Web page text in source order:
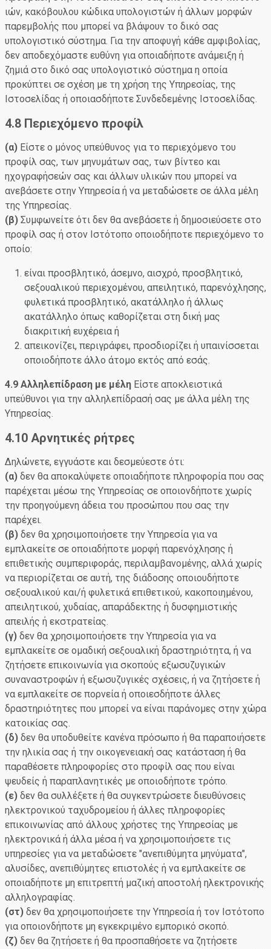
ιών, κακόβουλου κώδικα υπολογιστών ή άλλων μορφών
παρεμβολής που μπορεί να βλάψουν το δικό σας
υπολογιστικό σύστημα. Για την αποφυγή κάθε αμφιβολίας,
δεν αποδεχόμαστε ευθύνη για οποιαδήποτε ανάμειξη ή
ζημιά στο δικό σας υπολογιστικό σύστημα η οποία
προκύπτει σε σχέση με τη χρήση της Υπηρεσίας, της
Ιστοσελίδας ή οποιασδήποτε Συνδεδεμένης Ιστοσελίδας.
4.8 Περιεχόμενο προφίλ
(α) Είστε ο μόνος υπεύθυνος για το περιεχόμενο του
προφίλ σας, των μηνυμάτων σας, των βίντεο και
ηχογραφήσεών σας και άλλων υλικών που μπορεί να
ανεβάσετε στην Υπηρεσία ή να μεταδώσετε σε άλλα μέλη
της Υπηρεσίας.
(β) Συμφωνείτε ότι δεν θα ανεβάσετε ή δημοσιεύσετε στο
προφίλ σας ή στον Ιστότοπο οποιοδήποτε περιεχόμενο το
οποίο:
είναι προσβλητικό, άσεμνο, αισχρό, προσβλητικό,
σεξουαλικού περιεχομένου, απειλητικό, παρενόχλησης,
φυλετικά προσβλητικό, ακατάλληλο ή άλλως
ακατάλληλο όπως καθορίζεται στη δική μας
διακριτική ευχέρεια ή
απεικονίζει, περιγράφει, προσδιορίζει ή υπαινίσσεται
οποιοδήποτε άλλο άτομο εκτός από εσάς.
4.9 Αλληλεπίδραση με μέλη Είστε αποκλειστικά
υπεύθυνοι για την αλληλεπίδρασή σας με άλλα μέλη της
Υπηρεσίας.
4.10 Αρνητικές ρήτρες
Δηλώνετε, εγγυάστε και δεσμεύεστε ότι:
(α) δεν θα αποκαλύψετε οποιαδήποτε πληροφορία που σας
παρέχεται μέσω της Υπηρεσίας σε οποιονδήποτε χωρίς
την προηγούμενη άδεια του προσώπου που σας την
παρέχει.
(β) δεν θα χρησιμοποιήσετε την Υπηρεσία για να
εμπλακείτε σε οποιαδήποτε μορφή παρενόχλησης ή
επιθετικής συμπεριφοράς, περιλαμβανομένης, αλλά χωρίς
να περιορίζεται σε αυτή, της διάδοσης οποιουδήποτε
σεξουαλικού και/ή φυλετικά επιθετικού, κακοποιημένου,
απειλητικού, χυδαίας, απαράδεκτης ή δυσφημιστικής
απειλής ή εκστρατείας.
(γ) δεν θα χρησιμοποιήσετε την Υπηρεσία για να
εμπλακείτε σε ομαδική σεξουαλική δραστηριότητα, ή να
ζητήσετε επικοινωνία για σκοπούς εξωσυζυγικών
συναναστροφών ή εξωσυζυγικές σχέσεις, ή να ζητήσετε ή
να εμπλακείτε σε πορνεία ή οποιεσδήποτε άλλες
δραστηριότητες που μπορεί να είναι παράνομες στην χώρα
κατοικίας σας.
(δ) δεν θα υποδυθείτε κανένα πρόσωπο ή θα παραποιήσετε
την ηλικία σας ή την οικογενειακή σας κατάσταση ή θα
παραθέσετε πληροφορίες στο προφίλ σας που είναι
ψευδείς ή παραπλανητικές με οποιοδήποτε τρόπο.
(ε) δεν θα συλλέξετε ή θα συγκεντρώσετε διευθύνσεις
ηλεκτρονικού ταχυδρομείου ή άλλες πληροφορίες
επικοινωνίας από άλλους χρήστες της Υπηρεσίας με
ηλεκτρονικά ή άλλα μέσα ή να χρησιμοποιήσετε τις
υπηρεσίες για να μεταδώσετε "ανεπιθύμητα μηνύματα",
αλυσίδες, ανεπιθύμητες επιστολές ή να εμπλακείτε σε
οποιαδήποτε μη επιτρεπτή μαζική αποστολή ηλεκτρονικής
αλληλογραφίας.
(στ) δεν θα χρησιμοποιήσετε την Υπηρεσία ή τον Ιστότοπο
για οποιονδήποτε μη εγκεκριμένο εμπορικό σκοπό.
(ζ) δεν θα ζητήσετε ή θα προσπαθήσετε να ζητήσετε